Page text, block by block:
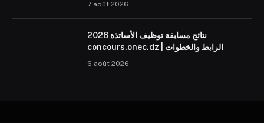
7 août 2026
نتائج مسابقة توظيف الأساتذة 2026
concours.onec.dz | الرابط والخطوات
6 août 2026